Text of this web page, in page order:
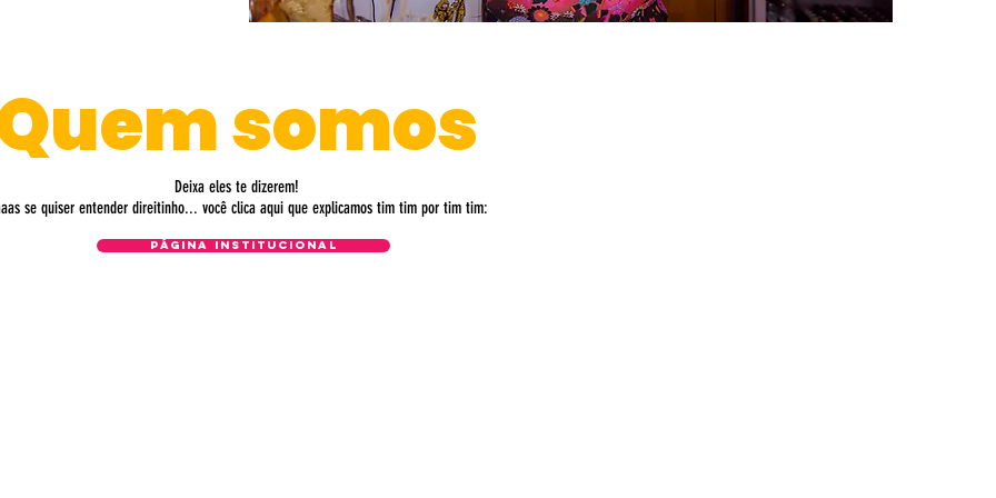
somos
Deixa eles te dizerem!
se quiser entender direitinho... você clica aqui que explicamos tim tim por tim tim:
página institucional